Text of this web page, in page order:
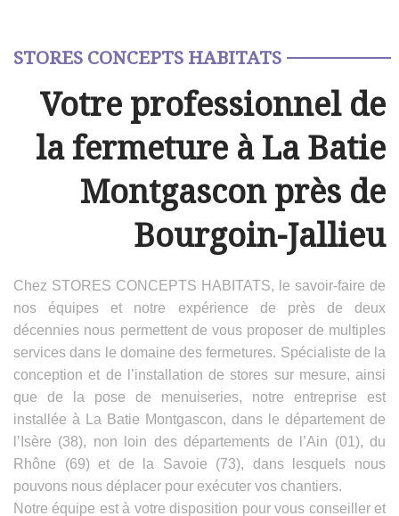
STORES CONCEPTS HABITATS
Votre professionnel de
la fermeture à La Batie
Montgascon près de
Bourgoin-Jallieu
Chez STORES CONCEPTS HABITATS, le savoir-faire de
nos équipes et notre expérience de près de deux
décennies nous permettent de vous proposer de multiples
services dans le domaine des fermetures. Spécialiste de la
conception et de l’installation de stores sur mesure, ainsi
que de la pose de menuiseries, notre entreprise est
installée à La Batie Montgascon, dans le département de
l’Isère (38), non loin des départements de l’Ain (01), du
Rhône (69) et de la Savoie (73), dans lesquels nous
pouvons nous déplacer pour exécuter vos chantiers.
Notre équipe est à votre disposition pour vous conseiller et